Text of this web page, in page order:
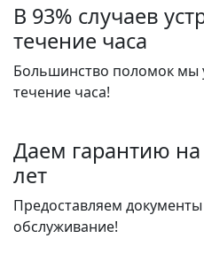
В 93% случаев
течение часа
Большинство поломок мы
течение часа!
Даем гарантию
лет
Предоставляем
обслуживание!